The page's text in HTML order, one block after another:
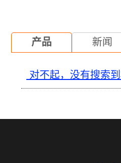
产品 新闻
对不起，没有搜索到